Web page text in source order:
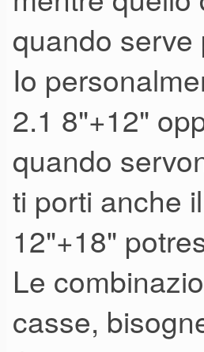
quando
Io
2.1 8"+12"
quando
ti porti anche
12"+18"
Le
casse,